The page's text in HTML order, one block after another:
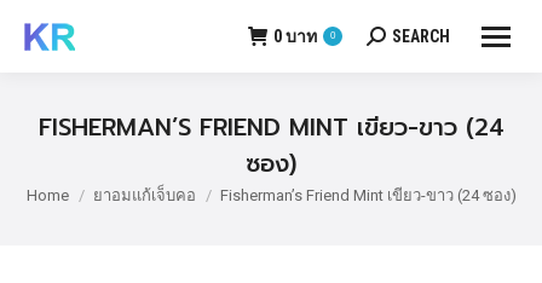
0บาท 0 Search:
SEARCH
FISHERMAN’S FRIEND MINT เขียว-ขาว (24
ซอง)
You are here:
Home ยาอมแก้เจ็บคอ Fisherman’s Friend Mint เขียว-ขาว (24 ซอง)